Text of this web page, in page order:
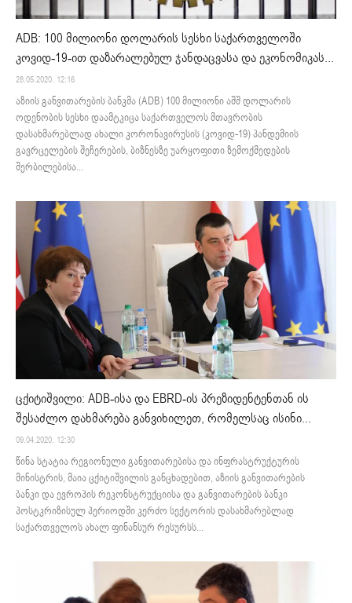
ADB: 100 მილიონი დოლარის სესხი საქართველოში
კოვიდ-19-ით დაზარალებულ ჯანდაცვასა და ეკონომიკას...
28.05.2020. 12:16
აზიის განვითარების ბანკმა (ADB) 100 მილიონი აშშ დოლარის
ოდენობის სესხი დაამტკიცა საქართველოს მთავრობის
დასახმარებლად ახალი კორონავირუსის (კოვიდ-19) პანდემიის
გავრცელების შეჩერების, ბიზნესზე უარყოფითი ზემოქმედების
შერბილებისა...
ცქიტიშვილი: ADB-ისა და EBRD-ის პრეზიდენტენთან ის
შესაძლო დახმარება განვიხილეთ, რომელსაც ისინი...
09.04.2020. 12:30
წინა სტატია რეგიონული განვითარებისა და ინფრასტრუქტურის
მინისტრის, მაია ცქიტიშვილის განცხადებით, აზიის განვითარების
ბანკი და ევროპის რეკონსტრუქციისა და განვითარების ბანკი
პოსტკრიზისულ პერიოდში კერძო სექტორის დასახმარებლად
საქართველოს ახალ ფინანსურ რესურსს...